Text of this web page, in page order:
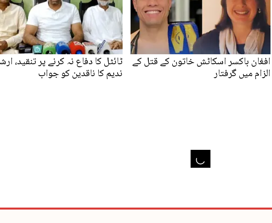
افغان باکسر اسکاٹش خاتون کے قتل کے
الزام میں گرفتار
ٹائٹل کا دفاع نہ کرنے پر تنقید،
ندیم کا ناقدین کو جواب